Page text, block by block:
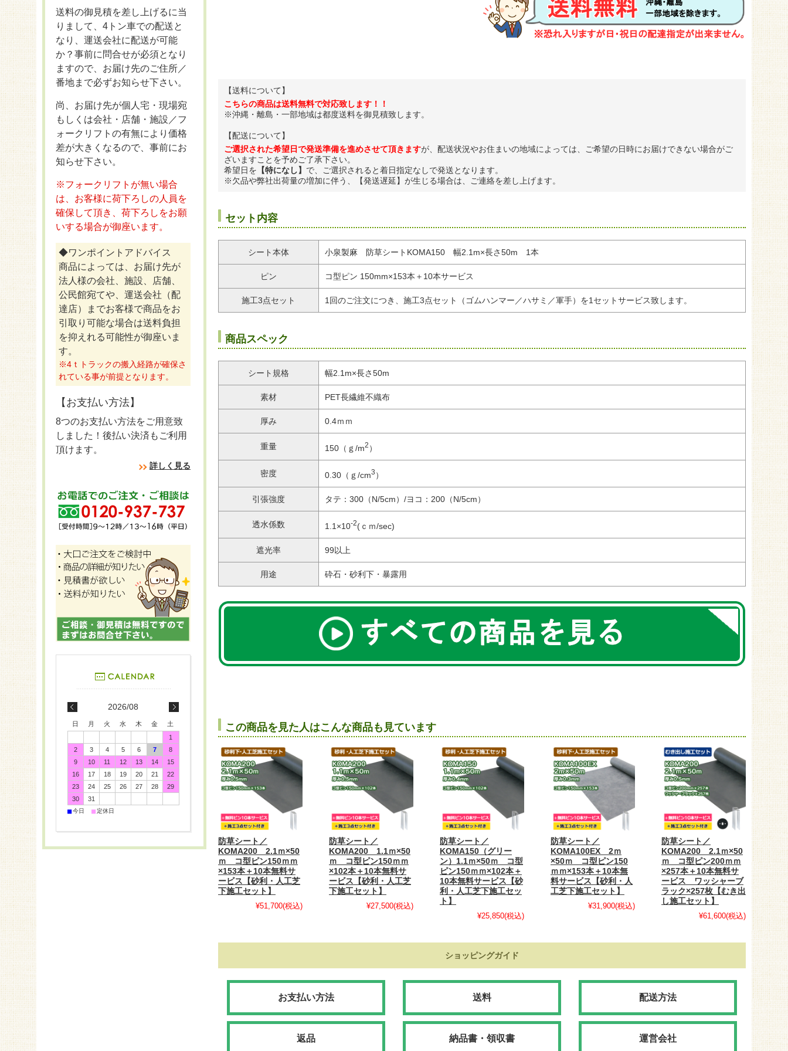
【送料について】
こちらの商品は送料無料で対応致します！！
※沖縄・離島・一部地域は都度送料を御見積致します。
【配送について】
ご選択された希望日で発送準備を進めさせて頂きますが、配送状況やお住まいの地域によっては、ご希望の日時にお届けできない場合がご
ざいますことを予めご了承下さい。
希望日を 【特になし】 で、ご選択されると着日指定なしで発送となります。
※欠品や弊社出荷量の増加に伴う、【発送遅延】が生じる場合は、ご連絡を差し上げます。
セット内容
シート本体 小泉製麻 防草シートKOMA150 幅2.1m×長さ50m 1本
ピン コ型ピン 150mm×153本＋10本サービス
施工3点セット 1回のご注文につき、施工3点セット（ゴムハンマー／ハサミ／軍手）を1セットサービス致します。
商品スペック
シート規格 幅2.1m×長さ50m
素材 PET長繊維不織布
厚み 0.4ｍｍ
重量 150（ｇ/m2 ）
密度 0.30（ｇ/cm3 ）
引張強度 タテ：300（N/5cm）/ヨコ：200（N/5cm）
透水係数 1.1×10-2(ｃｍ/sec)
遮光率 99以上
用途 砕石・砂利下・暴露用
この商品を見た人はこんな商品も見ています
防草シート／
KOMA200 2.1ｍ×50
ｍ コ型ピン150ｍｍ
×153本＋10本無料サ
ービス【砂利・人工芝
下施工セット】
¥51,700(税込)
防草シート／
KOMA200 1.1ｍ×50
ｍ コ型ピン150ｍｍ
×102本＋10本無料サ
ービス【砂利・人工芝
下施工セット】
¥27,500(税込)
防草シート／
KOMA150（グリー
ン）1.1ｍ×50ｍ コ型
ピン150ｍｍ×102本＋
10本無料サービス【砂
利・人工芝下施工セッ
ト】
¥25,850(税込)
防草シート／
KOMA100EX 2ｍ
×50ｍ コ型ピン150
ｍｍ×153本＋10本無
料サービス【砂利・人
工芝下施工セット】
¥31,900(税込)
防草シート／
KOMA200 2.1ｍ×50
ｍ コ型ピン200ｍｍ
×257本＋10本無料サ
ービス ワッシャーブ
ラック×257枚【むき出
し施工セット】
¥61,600(税込)
ショッピングガイド
お支払い方法 送料 配送方法
返品 納品書・領収書 運営会社
送料の御見積を差し上げるに当
りまして、4トン車での配送と
なり、運送会社に配送が可能
か？事前に問合せが必須となり
ますので、お届け先のご住所／
番地まで必ずお知らせ下さい。
尚、お届け先が個人宅・現場宛
もしくは会社・店舗・施設／フ
ォークリフトの有無により価格
差が大きくなるので、事前にお
知らせ下さい。
※フォークリフトが無い場合
は、お客様に荷下ろしの人員を
確保して頂き、荷下ろしをお願
いする場合が御座います。
◆ワンポイントアドバイス
商品によっては、お届け先が
法人様の会社、施設、店舗、
公民館宛てや、運送会社（配
達店）までお客様で商品をお
引取り可能な場合は送料負担
を抑えれる可能性が御座いま
す。
※4ｔトラックの搬入経路が確保さ
れている事が前提となります。
【お支払い方法】
8つのお支払い方法をご用意致
しました！後払い決済もご利用
頂けます。
詳しく見る
2026/08
日 月 火 水 木 金
土
1
2
3 4 5 6 7
8
9
10 11 12 13 14
15
16
17 18 19 20 21
22
23
24 25 26 27 28
29
30
31
■今日 ■定休日